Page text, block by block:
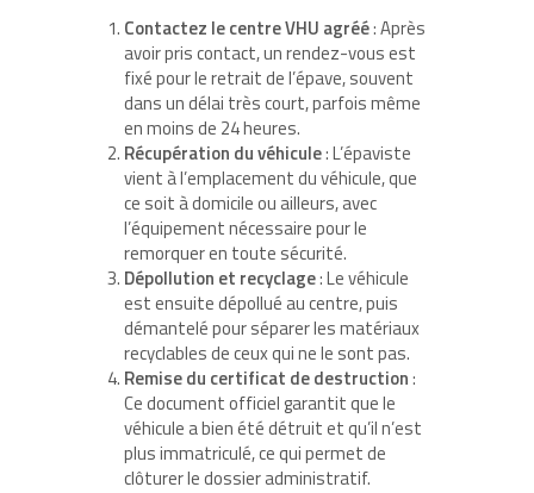
Contactez le centre VHU agréé: Après
avoir pris contact, un rendez-vous est
fixé pour le retrait de l’épave, souvent
dans un délai très court, parfois même
en moins de 24 heures.
Récupération du véhicule: L’épaviste
vient à l’emplacement du véhicule, que
ce soit à domicile ou ailleurs, avec
l’équipement nécessaire pour le
remorquer en toute sécurité.
Dépollution et recyclage: Le véhicule
est ensuite dépollué au centre, puis
démantelé pour séparer les matériaux
recyclables de ceux qui ne le sont pas.
Remise du certificat de destruction:
Ce document officiel garantit que le
véhicule a bien été détruit et qu’il n’est
plus immatriculé, ce qui permet de
clôturer le dossier administratif.